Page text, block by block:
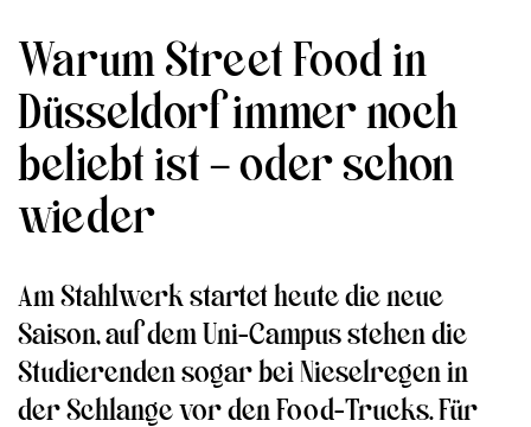
Warum Street Food in
Düsseldorf immer noch
beliebt ist – oder schon
wieder
Am Stahlwerk startet heute die neue
Saison, auf dem Uni-Campus stehen die
Studierenden sogar bei Nieselregen in
der Schlange vor den Food-Trucks. Für